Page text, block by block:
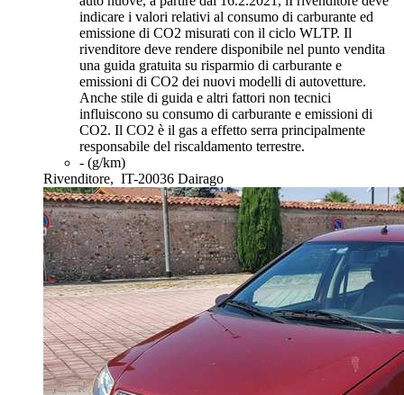
indicare i valori relativi al consumo di carburante ed
emissione di CO2 misurati con il ciclo WLTP. Il
rivenditore deve rendere disponibile nel punto vendita
una guida gratuita su risparmio di carburante e
emissioni di CO2 dei nuovi modelli di autovetture.
Anche stile di guida e altri fattori non tecnici
influiscono su consumo di carburante e emissioni di
CO2. Il CO2 è il gas a effetto serra principalmente
responsabile del riscaldamento terrestre.
- (g/km)
Rivenditore, IT-20036 Dairago